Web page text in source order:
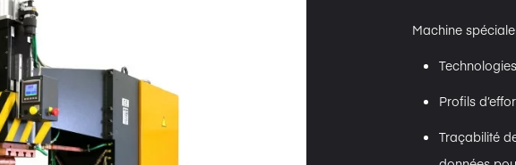
Machine
Profils
Traçabilité